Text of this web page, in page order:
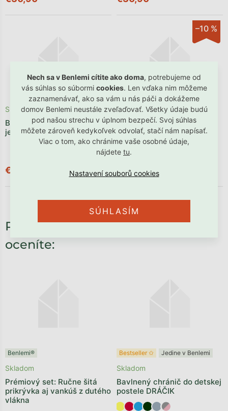
Nech sa v Benlemi cítite ako doma, potrebujeme od
vás súhlas so súbormi cookies. Len vďaka nim môžeme
zaznamenávať, ako sa vám u nás páči a dokážeme
domov Benlemi neustále zveľaďovať. Všetky údaje budú
pod našou strechu v úplnom bezpečí. Svoj súhlas
môžete zároveň kedykoľvek odvolať, stačí nám napísať.
Viac o tom, ako chránime vaše osobné údaje,
nájdete tu.
SÚHLASÍM
Bavlnené obliečky KVETY na
jednolôžko
Skladom
€30,90
–10 %
Akcia Posledné kusy ⏳
Bavlnené detské obliečky
LÍŠKY na jednolôžko
Skladom
€27,81
Potrebné príslušenstvo, ktoré
oceníte:
Benlemi®
Prémiový set: Ručne šitá
prikrývka aj vankúš z dutého
vlákna
Skladom
Bestseller ✩ Jedine v Benlemi
Bavlnený chránič do detskej
postele DRÁČIK
Skladom